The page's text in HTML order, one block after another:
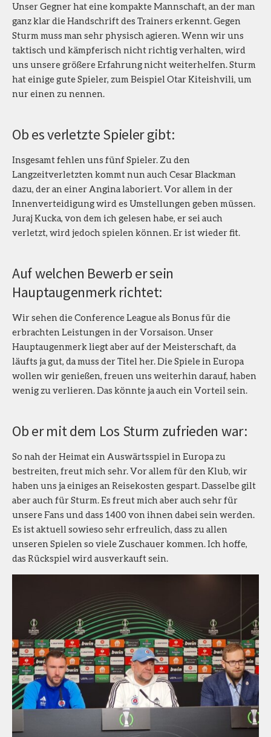
Unser Gegner hat eine kompakte Mannschaft, an der man
ganz klar die Handschrift des Trainers erkennt. Gegen
Sturm muss man sehr physisch agieren. Wenn wir uns
taktisch und kämpferisch nicht richtig verhalten, wird
uns unsere größere Erfahrung nicht weiterhelfen. Sturm
hat einige gute Spieler, zum Beispiel Otar Kiteishvili, um
nur einen zu nennen.
Ob es verletzte Spieler gibt:
Insgesamt fehlen uns fünf Spieler. Zu den
Langzeitverletzten kommt nun auch Cesar Blackman
dazu, der an einer Angina laboriert. Vor allem in der
Innenverteidigung wird es Umstellungen geben müssen.
Juraj Kucka, von dem ich gelesen habe, er sei auch
verletzt, wird jedoch spielen können. Er ist wieder fit.
Auf welchen Bewerb er sein
Hauptaugenmerk richtet:
Wir sehen die Conference League als Bonus für die
erbrachten Leistungen in der Vorsaison. Unser
Hauptaugenmerk liegt aber auf der Meisterschaft, da
läufts ja gut, da muss der Titel her. Die Spiele in Europa
wollen wir genießen, freuen uns weiterhin darauf, haben
wenig zu verlieren. Das könnte ja auch ein Vorteil sein.
Ob er mit dem Los Sturm zufrieden war:
So nah der Heimat ein Auswärtsspiel in Europa zu
bestreiten, freut mich sehr. Vor allem für den Klub, wir
haben uns ja einiges an Reisekosten gespart. Dasselbe gilt
aber auch für Sturm. Es freut mich aber auch sehr für
unsere Fans und dass 1400 von ihnen dabei sein werden.
Es ist aktuell sowieso sehr erfreulich, dass zu allen
unseren Spielen so viele Zuschauer kommen. Ich hoffe,
das Rückspiel wird ausverkauft sein.